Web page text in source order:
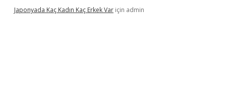
Japonyada Kaç Kadın Kaç Erkek Var için admin